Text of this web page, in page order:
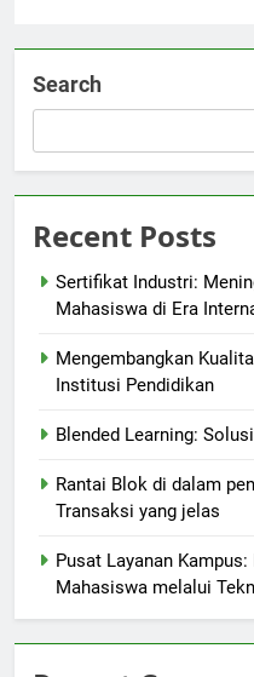
Search
Recent Posts
Sertifikat Industri:
Mahasiswa di Era
Mengembangkan
Institusi Pendidikan
Blended Learning:
Rantai Blok di dalam
Transaksi yang jelas
Pusat Layanan
Mahasiswa melalui